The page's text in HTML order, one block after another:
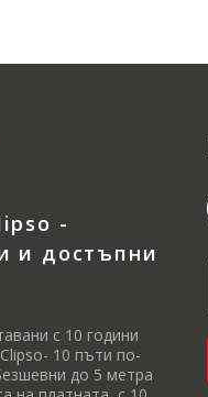
-
и достъпни
с 10 години
10 пъти по-
до 5 метра